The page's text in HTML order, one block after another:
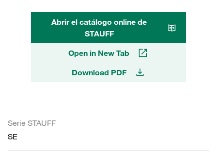
Abrir el catálogo online de
STAUFF
Open in New Tab
Download PDF
Serie STAUFF
SE